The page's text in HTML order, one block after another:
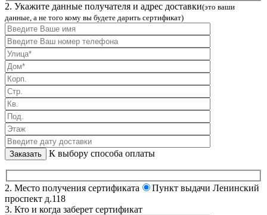
2. Укажите данные получателя и адрес доставки(это ваши
данные, а не того кому вы будете дарить сертификат)
К выбору способа оплаты
2. Место получения сертификата
Пункт выдачи Ленинский
проспект д.118
3. Кто и когда заберет сертификат